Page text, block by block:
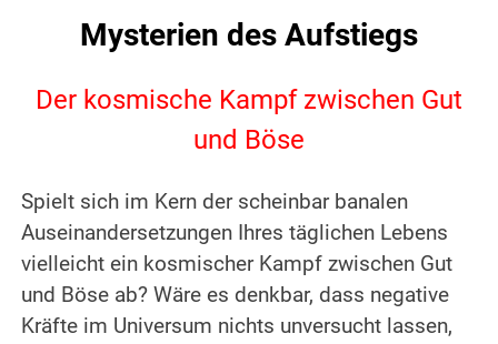
Mysterien des Aufstiegs
Der kosmische Kampf zwischen Gut
und Böse
Spielt sich im Kern der scheinbar banalen
Auseinandersetzungen Ihres täglichen Lebens
vielleicht ein kosmischer Kampf zwischen Gut
und Böse ab? Wäre es denkbar, dass negative
Kräfte im Universum nichts unversucht lassen,